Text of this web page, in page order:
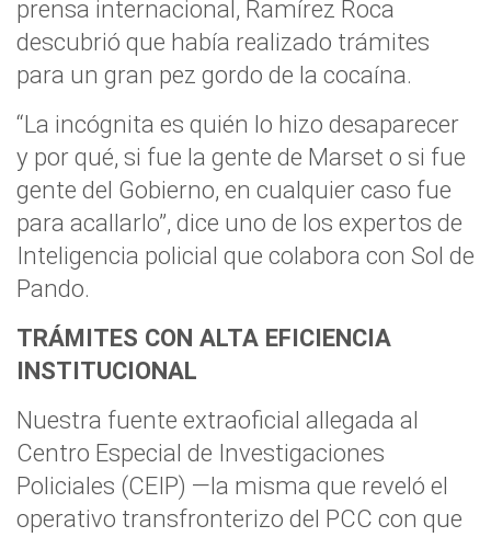
prensa internacional, Ramírez Roca
descubrió que había realizado trámites
para un gran pez gordo de la cocaína.
“La incógnita es quién lo hizo desaparecer
y por qué, si fue la gente de Marset o si fue
gente del Gobierno, en cualquier caso fue
para acallarlo”, dice uno de los expertos de
Inteligencia policial que colabora con Sol de
Pando.
TRÁMITES CON ALTA EFICIENCIA
INSTITUCIONAL
Nuestra fuente extraoficial allegada al
Centro Especial de Investigaciones
Policiales (CEIP) —la misma que reveló el
operativo transfronterizo del PCC con que